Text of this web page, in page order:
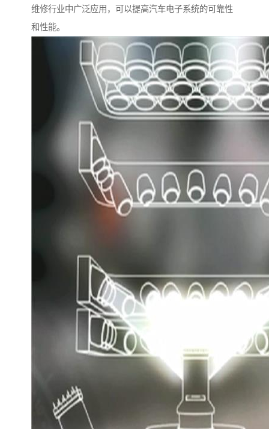
维修行业中广泛应用，可以提高汽车电子系统的可靠性
和性能。